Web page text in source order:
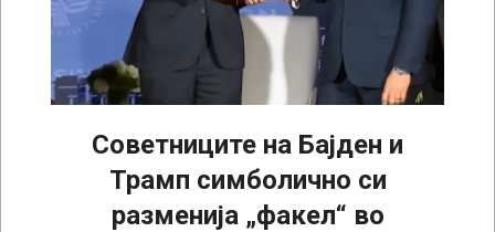
Советниците на Бајден и
Трамп симболично си
разменија „факел“ во